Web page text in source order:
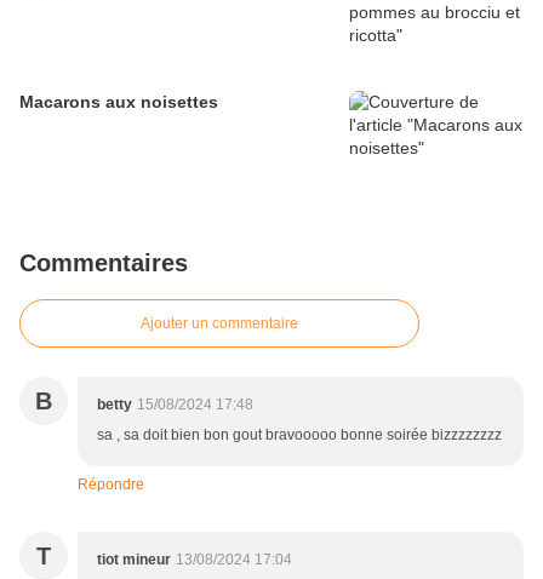
Macarons aux noisettes
Commentaires
Ajouter un commentaire
B betty 15/08/2024 17:48
sa , sa doit bien bon gout bravooooo bonne soirée bizzzzzzzz
Répondre
T tiot mineur 13/08/2024 17:04